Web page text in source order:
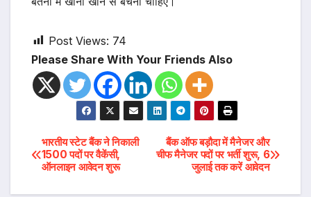
Post Views: 74
Please Share With Your Friends Also
Post
navigation
बैंक ऑफ बड़ौदा में मैनेजर और
चीफ मैनेजर पदों पर भर्ती शुरू, 6
जुलाई तक करें आवेदन
भारतीय स्टेट बैंक ने निकाली
1500 पदों पर वैकेंसी,
ऑनलाइन आवेदन शुरू